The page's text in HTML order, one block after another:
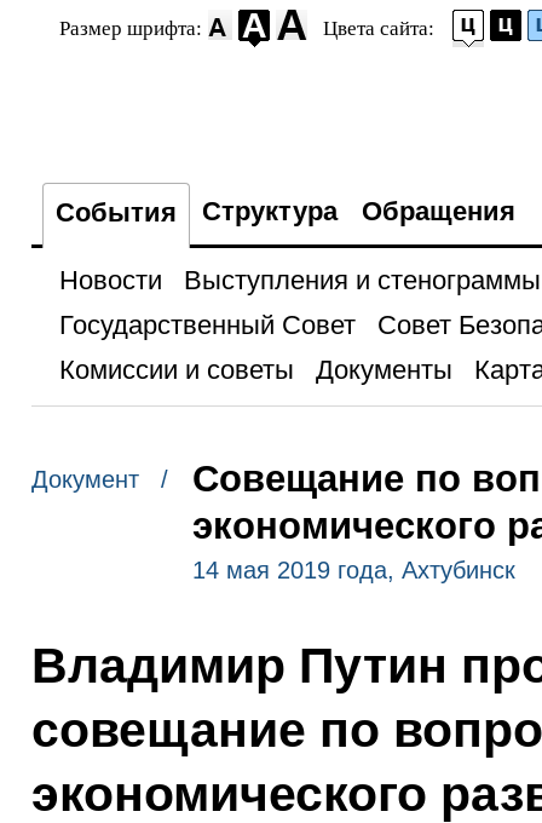
Размер шрифта: Цвета сайта:
События Структура Обращения
Новости
Выступления и стенограммы
Государственный Совет
Совет
Комиссии и советы
Документы
Документ /
Совещание по
экономического
14 мая 2019 года, Ахтубинск
Владимир Путин
совещание по
экономического